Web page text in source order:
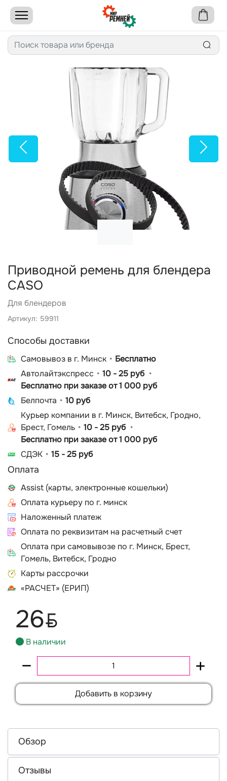
Приводной ремень для блендера
CASO
Для блендеров
Артикул: 59911
Способы доставки
Cамовывоз в г. Минск
Бесплатно
Автолайтэкспресс
10 - 25 руб
Бесплатно при заказе от 1 000 руб
Белпочта
10 руб
Курьер компании в г. Минск, Витебск, Гродно,
Брест, Гомель
10 - 25 руб
Бесплатно при заказе от 1 000 руб
СДЭК
15 - 25 руб
Оплата
Assist (карты, электронные кошельки)
Оплата курьеру по г. минск
Наложенный платеж
Оплата по реквизитам на расчетный счет
Оплата при самовывозе по г. Минск, Брест,
Гомель, Витебск, Гродно
Карты рассрочки
«РАСЧЕТ» (ЕРИП)
26BYN
В наличии
Добавить в корзину
Обзор
Отзывы